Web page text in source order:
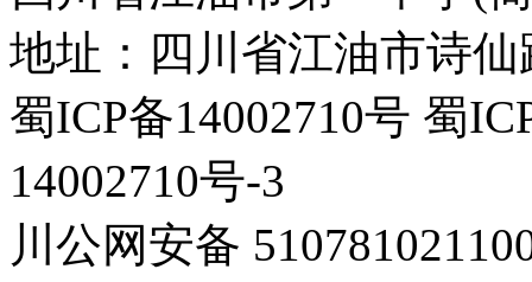
地址：四川省江油市诗仙
蜀ICP备14002710号 蜀
14002710号-3
川公网安备